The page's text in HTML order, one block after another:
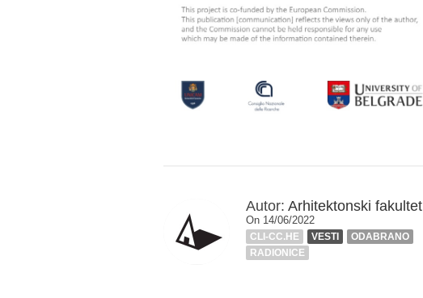
Autor: Arhitektonski fakultet
On 14/06/2022
CLI-CC.HE VESTI
ODABRANO
RADIONICE